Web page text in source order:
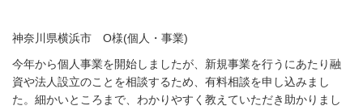
神奈川県横浜市 O様(個人・事業)
今年から個人事業を開始しましたが、新規事業を行うにあたり融
資や法人設立のことを相談するため、有料相談を申し込みまし
た。細かいところまで、わかりやすく教えていただき助かりまし